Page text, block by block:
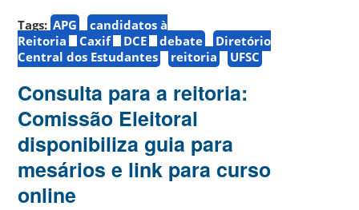
Tags: APG
candidatos à
Reitoria
Caxif DCE debate
Diretório
Central dos Estudantes
reitoria UFSC
Consulta para a reitoria:
Comissão Eleitoral
disponibiliza guia para
mesários e link para curso
online